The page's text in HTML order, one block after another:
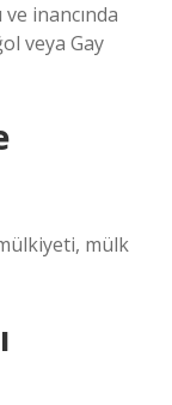
inancında
veya Gay
mülk